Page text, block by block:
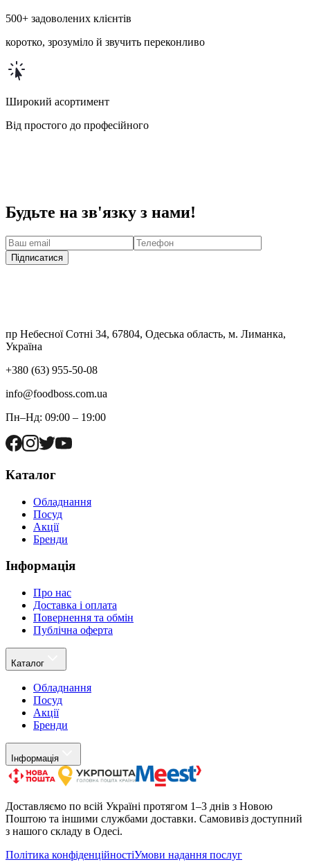
500+ задоволених клієнтів
коротко, зрозуміло й звучить переконливо
Широкий асортимент
Від простого до професійного
Будьте на зв'язку з нами!
Підписатися
пр Небесної Сотні 34, 67804, Одеська область, м. Лиманка,
Україна
+380 (63) 955-50-08
info@foodboss.com.ua
Пн–Нд: 09:00 – 19:00
Каталог
Обладнання
Посуд
Акції
Бренди
Інформація
Про нас
Доставка і оплата
Повернення та обмін
Публічна оферта
Каталог
Обладнання
Посуд
Акції
Бренди
Інформація
Доставляємо по всій Україні протягом 1–3 днів з Новою
Поштою та іншими службами доставки. Самовивіз доступний
з нашого складу в Одесі.
Політика конфіденційностіУмови надання послуг